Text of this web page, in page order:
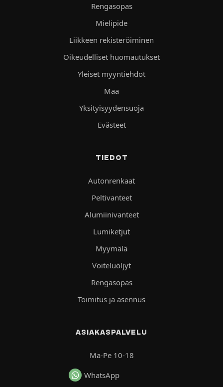
Rengasopas
Mielipide
Liikkeen rekisteröiminen
Oikeudelliset huomautukset
Yleiset myyntiehdot
Maa
Yksityisyydensuoja
Evästeet
TIEDOT
Autonrenkaat
Peltivanteet
Alumiinivanteet
Lumiketjut
Myymälä
Voiteluöljyt
Rengasopas
Toimitus ja asennus
ASIAKASPALVELU
Ma-Pe 10-18
WhatsApp